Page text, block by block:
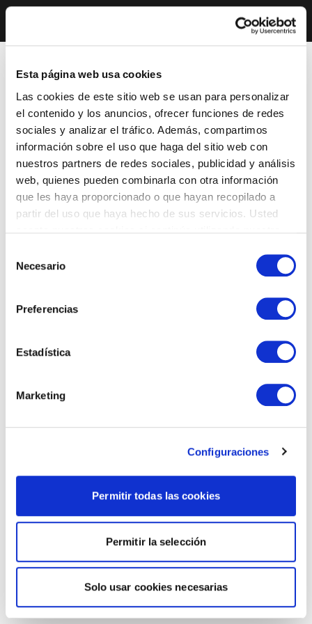
Esta página web usa cookies
Las cookies de este sitio web se usan para personalizar
el contenido y los anuncios, ofrecer funciones de redes
sociales y analizar el tráfico. Además, compartimos
información sobre el uso que haga del sitio web con
nuestros partners de redes sociales, publicidad y análisis
web, quienes pueden combinarla con otra información
que les haya proporcionado o que hayan recopilado a
partir del uso que haya hecho de sus servicios. Usted
Necesario
Preferencias
Estadística
Marketing
Configuraciones
Permitir todas las cookies
Permitir la selección
Solo usar cookies necesarias